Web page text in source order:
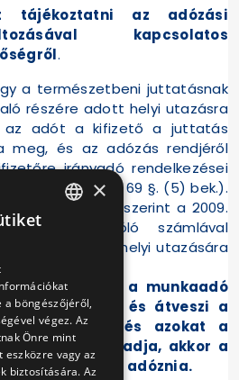
tájékoztatni az adózási
kapcsolatos
.
a természetbeni juttatásnak
részére adott helyi utazásra
az adót a kifizető a juttatás
meg, és az adózás rendjéről
irányadó rendelkezései
be (SZJA tv. 69 §. (5) bek.).
8.34. pontja szerint a 2009.
nevére szóló számlával
a munkavállaló helyi utazására
minősül.
amennyiben
a munkaadó
kifizeti és átveszi a
bérleteket, és azokat a
2009-ben átadja, akkor a
szerint kell adóznia.
×
böngészőjéről,
végez. Az
Önre mint
eszközre vagy az
biztosítására. Az